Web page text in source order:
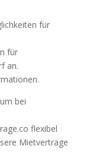
für
für
an.
bei
flexibel
Mietverträge